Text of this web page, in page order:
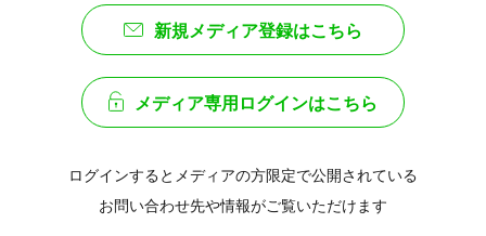
新規メディア登録はこちら
メディア専用ログインはこちら
ログインするとメディアの方限定で公開されている
お問い合わせ先や情報がご覧いただけます